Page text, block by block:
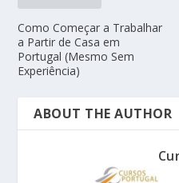
Como Começar a Trabalhar
a Partir de Casa em
Portugal (Mesmo Sem
Experiência)
ABOUT THE AUTHOR